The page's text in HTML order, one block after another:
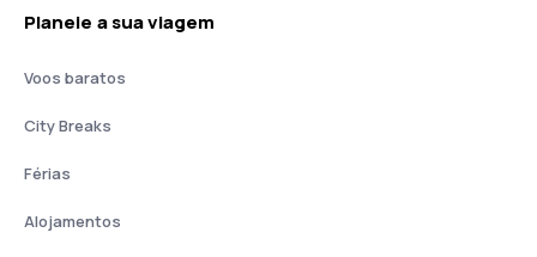
Planeie a sua viagem
Voos baratos
City Breaks
Férias
Alojamentos